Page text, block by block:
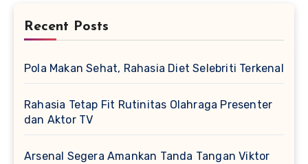
Recent Posts
Pola Makan Sehat, Rahasia Diet Selebriti Terkenal
Rahasia Tetap Fit Rutinitas Olahraga Presenter
dan Aktor TV
Arsenal Segera Amankan Tanda Tangan Viktor